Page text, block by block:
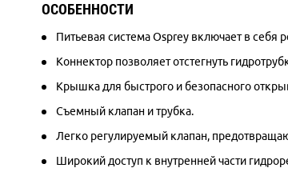
ОСОБЕННОСТИ
Питьевая система Osprey включает в себя
Коннектор позволяет отстегнуть
Крышка для быстрого и безопасного
Съемный клапан и трубка.
Легко регулируемый клапан,
Широкий доступ к внутренней части